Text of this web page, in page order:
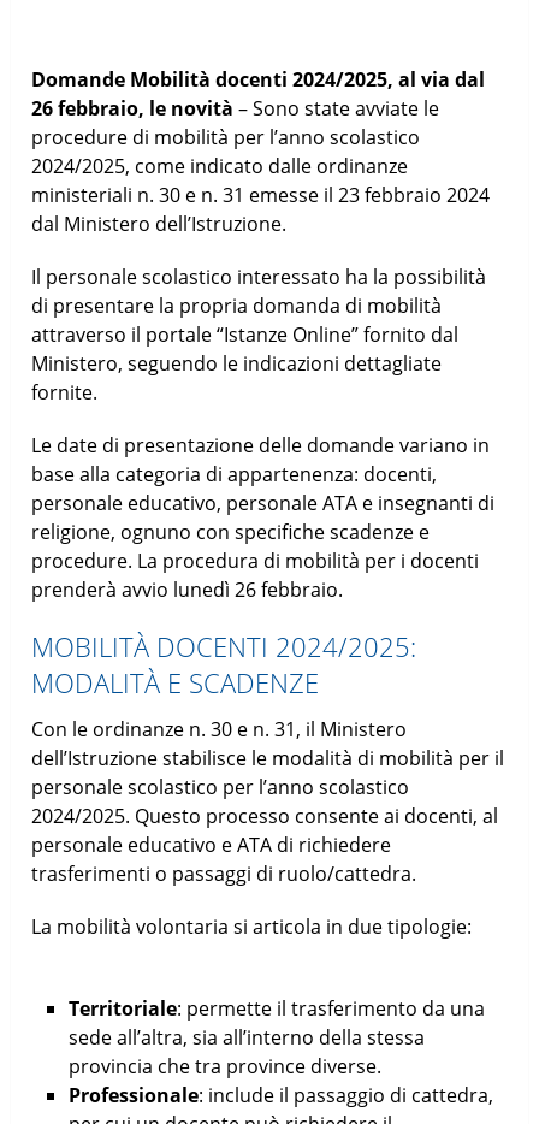
Domande Mobilità docenti 2024/2025, al via dal
26 febbraio, le novità – Sono state avviate le
procedure di mobilità per l’anno scolastico
2024/2025, come indicato dalle ordinanze
ministeriali n. 30 e n. 31 emesse il 23 febbraio 2024
dal Ministero dell’Istruzione.
Il personale scolastico interessato ha la possibilità
di presentare la propria domanda di mobilità
attraverso il portale “Istanze Online” fornito dal
Ministero, seguendo le indicazioni dettagliate
fornite.
Le date di presentazione delle domande variano in
base alla categoria di appartenenza: docenti,
personale educativo, personale ATA e insegnanti di
religione, ognuno con specifiche scadenze e
procedure. La procedura di mobilità per i docenti
prenderà avvio lunedì 26 febbraio.
MOBILITÀ DOCENTI 2024/2025:
MODALITÀ E SCADENZE
Con le ordinanze n. 30 e n. 31, il Ministero
dell’Istruzione stabilisce le modalità di mobilità per il
personale scolastico per l’anno scolastico
2024/2025. Questo processo consente ai docenti, al
personale educativo e ATA di richiedere
trasferimenti o passaggi di ruolo/cattedra.
La mobilità volontaria si articola in due tipologie:
Territoriale: permette il trasferimento da una
sede all’altra, sia all’interno della stessa
provincia che tra province diverse.
Professionale: include il passaggio di cattedra,